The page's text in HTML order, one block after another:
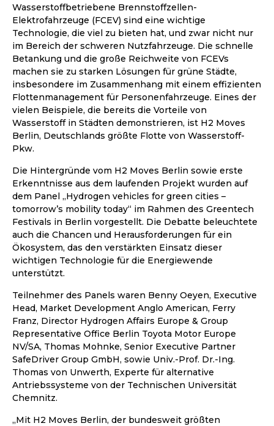
Wasserstoffbetriebene Brennstoffzellen-
Elektrofahrzeuge (FCEV) sind eine wichtige
Technologie, die viel zu bieten hat, und zwar nicht nur
im Bereich der schweren Nutzfahrzeuge. Die schnelle
Betankung und die große Reichweite von FCEVs
machen sie zu starken Lösungen für grüne Städte,
insbesondere im Zusammenhang mit einem effizienten
Flottenmanagement für Personenfahrzeuge. Eines der
vielen Beispiele, die bereits die Vorteile von
Wasserstoff in Städten demonstrieren, ist H2 Moves
Berlin, Deutschlands größte Flotte von Wasserstoff-
Pkw.
Die Hintergründe vom H2 Moves Berlin sowie erste
Erkenntnisse aus dem laufenden Projekt wurden auf
dem Panel „Hydrogen vehicles for green cities –
tomorrow’s mobility today“ im Rahmen des Greentech
Festivals in Berlin vorgestellt. Die Debatte beleuchtete
auch die Chancen und Herausforderungen für ein
Ökosystem, das den verstärkten Einsatz dieser
wichtigen Technologie für die Energiewende
unterstützt.
Teilnehmer des Panels waren Benny Oeyen, Executive
Head, Market Development Anglo American, Ferry
Franz, Director Hydrogen Affairs Europe & Group
Representative Office Berlin Toyota Motor Europe
NV/SA, Thomas Mohnke, Senior Executive Partner
SafeDriver Group GmbH, sowie Univ.-Prof. Dr.-Ing.
Thomas von Unwerth, Experte für alternative
Antriebssysteme von der Technischen Universität
Chemnitz.
„Mit H2 Moves Berlin, der bundesweit größten